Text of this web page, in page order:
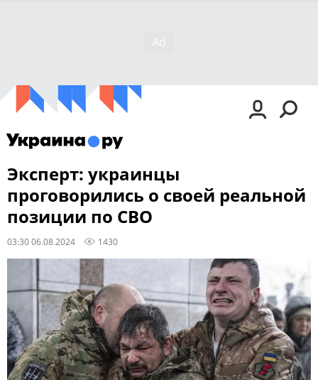
Эксперт: украинцы
проговорились о своей реальной
позиции по СВО
03:30 06.08.2024 1430